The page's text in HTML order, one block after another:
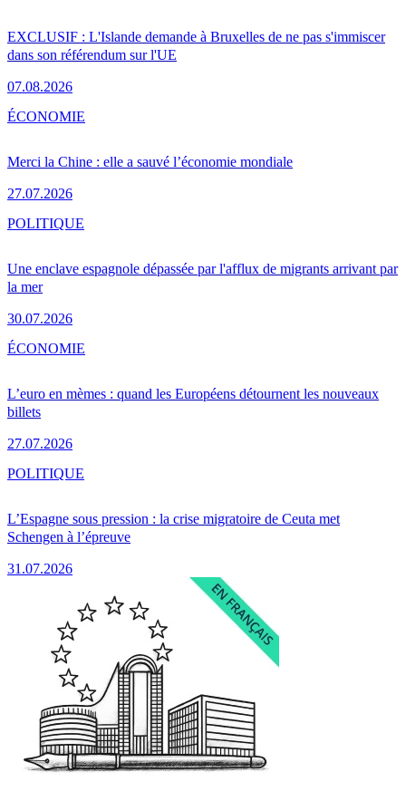
EXCLUSIF : L'Islande demande à Bruxelles de ne pas s'immiscer
dans son référendum sur l'UE
07.08.2026
Merci la Chine : elle a sauvé l’économie mondiale
27.07.2026
ÉCONOMIE
Une enclave espagnole dépassée par l'afflux de migrants arrivant par
la mer
30.07.2026
POLITIQUE
L’euro en mèmes : quand les Européens détournent les nouveaux
billets
27.07.2026
ÉCONOMIE
L’Espagne sous pression : la crise migratoire de Ceuta met
Schengen à l’épreuve
31.07.2026
POLITIQUE